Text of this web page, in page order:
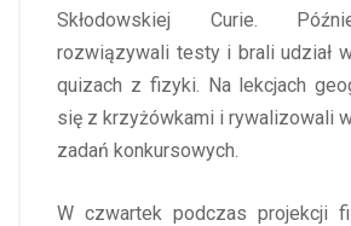
Skłodowskiej Curie.
rozwiązywali testy i brali udział
quizach z fizyki. Na lekcjach
się z krzyżówkami i rywalizowali
zadań konkursowych.
W czwartek podczas projekcji